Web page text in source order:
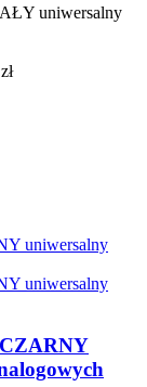
uniwersalny